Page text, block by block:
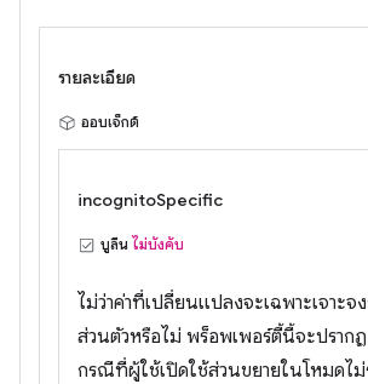
รายละเอียด
ออบเจ็กต์
incognitoSpecific
บูลีน ไม่บังคับ
ไม่ว่าค่าที่เปลี่ยนแปลงจะเฉพาะเจาะจ
ส่วนตัวหรือไม่ พร็อพเพอร์ตี้นี้จะปรากฏ
กรณีที่ผู้ใช้เปิดใช้ส่วนขยายในโหมดไ